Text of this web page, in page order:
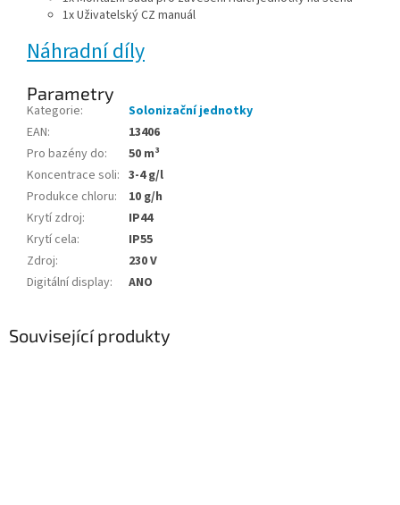
1x Uživatelský CZ manuál
Náhradní díly
Parametry
Kategorie:
Solonizační jednotky
EAN:
13406
Pro bazény do:
50 m³
Koncentrace soli: 3-4 g/l
Produkce chloru:
10 g/h
Krytí zdroj:
IP44
Krytí cela:
IP55
Zdroj:
230 V
Digitální display: ANO
Související produkty